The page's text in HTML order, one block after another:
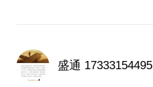
盛通 17333154495